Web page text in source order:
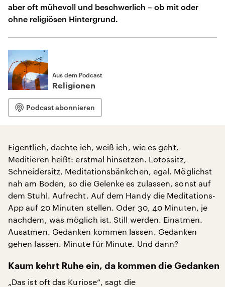
aber oft mühevoll und beschwerlich – ob mit oder
ohne religiösen Hintergrund.
Aus dem Podcast
Religionen
Podcast abonnieren
Eigentlich, dachte ich, weiß ich, wie es geht.
Meditieren heißt: erstmal hinsetzen. Lotossitz,
Schneidersitz, Meditationsbänkchen, egal. Möglichst
nah am Boden, so die Gelenke es zulassen, sonst auf
dem Stuhl. Aufrecht. Auf dem Handy die Meditations-
App auf 20 Minuten stellen. Oder 30, 40 Minuten, je
nachdem, was möglich ist. Still werden. Einatmen.
Ausatmen. Gedanken kommen lassen. Gedanken
gehen lassen. Minute für Minute. Und dann?
Kaum kehrt Ruhe ein, da kommen die Gedanken
„Das ist oft das Kuriose“, sagt die